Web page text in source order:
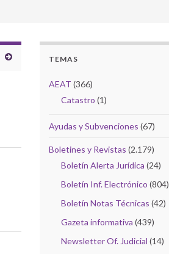
TEMAS
AEAT (366)
Catastro (1)
Ayudas y Subvenciones (67)
Boletines y Revistas (2.179)
Boletín Alerta Jurídica (24)
Boletín Inf. Electrónico (804)
Boletín Notas Técnicas (42)
Gazeta informativa (439)
Newsletter Of. Judicial (14)